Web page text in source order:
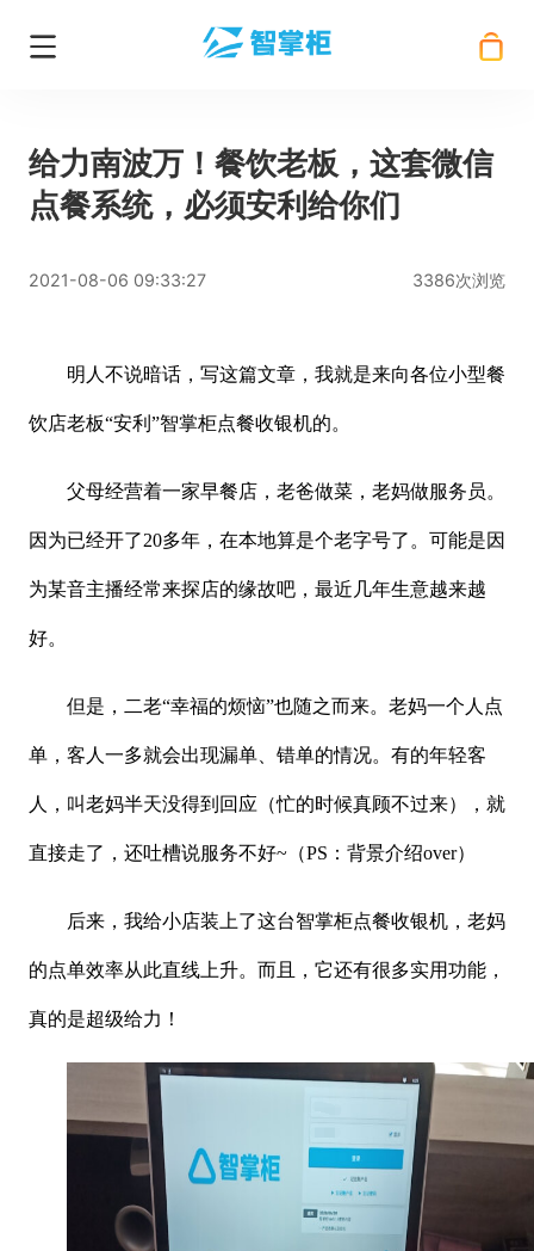
给力南波万！餐饮老板，这套微信
点餐系统，必须安利给你们
2021-08-06 09:33:27 3386次浏览
明人不说暗话，写这篇文章，我就是来向各位小型餐
饮店老板“安利”智掌柜点餐收银机的。
父母经营着一家早餐店，老爸做菜，老妈做服务员。
因为已经开了20多年，在本地算是个老字号了。可能是因
为某音主播经常来探店的缘故吧，最近几年生意越来越
好。
但是，二老“幸福的烦恼”也随之而来。老妈一个人点
单，客人一多就会出现漏单、错单的情况。有的年轻客
人，叫老妈半天没得到回应（忙的时候真顾不过来），就
直接走了，还吐槽说服务不好~（PS：背景介绍over）
后来，我给小店装上了这台智掌柜点餐收银机，老妈
的点单效率从此直线上升。而且，它还有很多实用功能，
真的是超级给力！